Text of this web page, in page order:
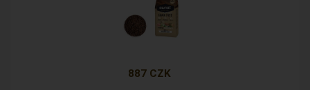
887 CZK